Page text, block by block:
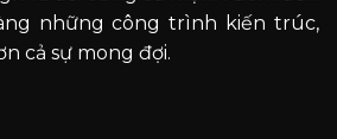
những công trình kiến trúc,
cả sự mong đợi.